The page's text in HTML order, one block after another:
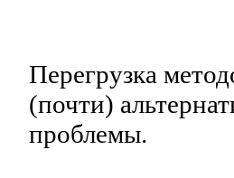
Перегрузка
(почти)
проблемы.